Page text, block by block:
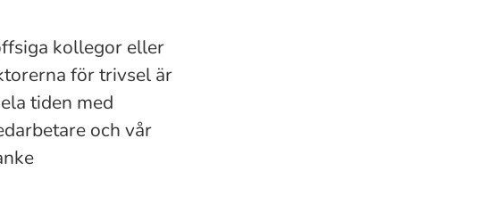
kollegor eller
för trivsel är
tiden med
och vår